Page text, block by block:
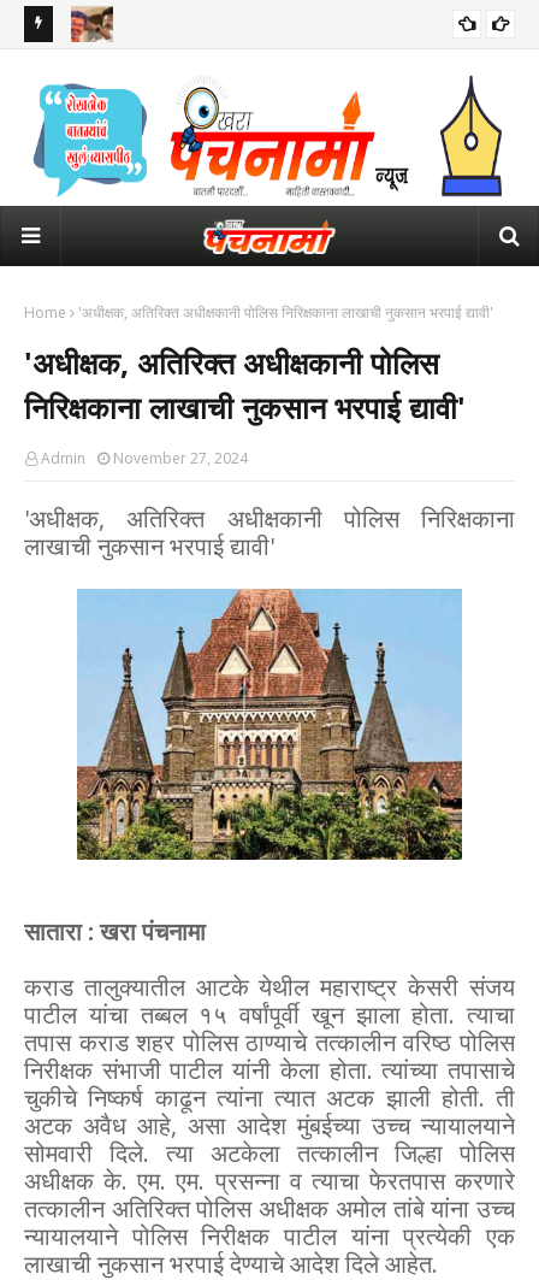
खळबळ
Home 'अधीक्षक, अतिरिक्त अधीक्षकानी पोलिस निरिक्षकाना लाखाची नुकसान भरपाई द्यावी'
'अधीक्षक, अतिरिक्त अधीक्षकानी पोलिस
निरिक्षकाना लाखाची नुकसान भरपाई द्यावी'
Admin November 27, 2024
'अधीक्षक, अतिरिक्त अधीक्षकानी पोलिस निरिक्षकाना
लाखाची नुकसान भरपाई द्यावी'
सातारा : खरा पंचनामा
कराड तालुक्यातील आटके येथील महाराष्ट्र केसरी संजय
पाटील यांचा तब्बल १५ वर्षांपूर्वी खून झाला होता. त्याचा
तपास कराड शहर पोलिस ठाण्याचे तत्कालीन वरिष्ठ पोलिस
निरीक्षक संभाजी पाटील यांनी केला होता. त्यांच्या तपासाचे
चुकीचे निष्कर्ष काढून त्यांना त्यात अटक झाली होती. ती
अटक अवैध आहे, असा आदेश मुंबईच्या उच्च न्यायालयाने
सोमवारी दिले. त्या अटकेला तत्कालीन जिल्हा पोलिस
अधीक्षक के. एम. एम. प्रसन्ना व त्याचा फेरतपास करणारे
तत्कालीन अतिरिक्त पोलिस अधीक्षक अमोल तांबे यांना उच्च
न्यायालयाने पोलिस निरीक्षक पाटील यांना प्रत्येकी एक
लाखाची नुकसान भरपाई देण्याचे आदेश दिले आहेत.